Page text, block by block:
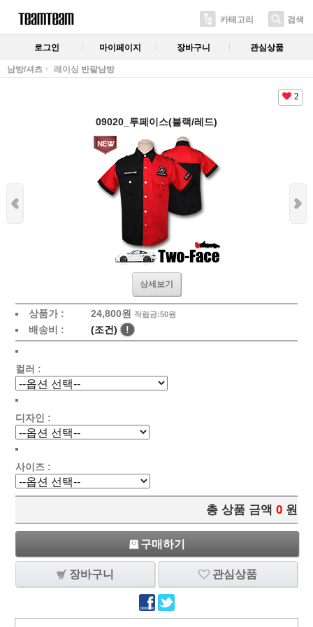
카테고리 검색
로그인 마이페이지 장바구니 관심상품
남방/셔츠 레이싱 반팔남방
2
09020_투페이스(블랙/레드)
상세보기
상품가 : 24,800원 적립금:50원
배송비 : (조건) !
컬러 :
디자인 :
사이즈 :
총 상품 금액 0 원
구매하기
장바구니 관심상품